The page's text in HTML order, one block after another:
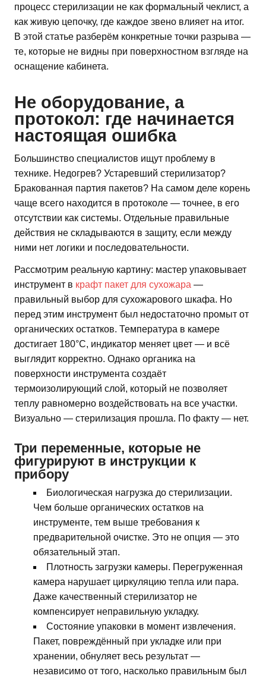
процесс стерилизации не как формальный чеклист, а
как живую цепочку, где каждое звено влияет на итог.
В этой статье разберём конкретные точки разрыва —
те, которые не видны при поверхностном взгляде на
оснащение кабинета.
Не оборудование, а
протокол: где начинается
настоящая ошибка
Большинство специалистов ищут проблему в
технике. Недогрев? Устаревший стерилизатор?
Бракованная партия пакетов? На самом деле корень
чаще всего находится в протоколе — точнее, в его
отсутствии как системы. Отдельные правильные
действия не складываются в защиту, если между
ними нет логики и последовательности.
Рассмотрим реальную картину: мастер упаковывает
инструмент в крафт пакет для сухожара —
правильный выбор для сухожарового шкафа. Но
перед этим инструмент был недостаточно промыт от
органических остатков. Температура в камере
достигает 180°C, индикатор меняет цвет — и всё
выглядит корректно. Однако органика на
поверхности инструмента создаёт
термоизолирующий слой, который не позволяет
теплу равномерно воздействовать на все участки.
Визуально — стерилизация прошла. По факту — нет.
Три переменные, которые не
фигурируют в инструкции к
прибору
Биологическая нагрузка до стерилизации.
Чем больше органических остатков на
инструменте, тем выше требования к
предварительной очистке. Это не опция — это
обязательный этап.
Плотность загрузки камеры. Перегруженная
камера нарушает циркуляцию тепла или пара.
Даже качественный стерилизатор не
компенсирует неправильную укладку.
Состояние упаковки в момент извлечения.
Пакет, повреждённый при укладке или при
хранении, обнуляет весь результат —
независимо от того, насколько правильным был